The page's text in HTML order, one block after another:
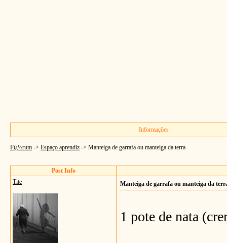
Informações
Fï¿½rum -> Espaço aprendiz -> Manteiga de garrafa ou manteiga da terra
Post Info
Tite
Manteiga de garrafa ou manteiga da
1 pote de nata